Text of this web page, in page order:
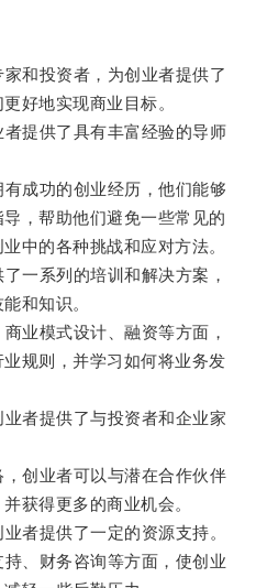
和投资者，为创业者提供了
好地实现商业目标。
提供了具有丰富经验的导师
成功的创业经历，他们能够
，帮助他们避免一些常见的
中的各种挑战和应对方法。
系列的培训和解决方案，
和知识。
模式设计、融资等方面，
规则，并学习如何将业务发
者提供了与投资者和企业家
创业者可以与潜在合作伙伴
获得更多的商业机会。
提供了一定的资源支持。
、财务咨询等方面，使创业